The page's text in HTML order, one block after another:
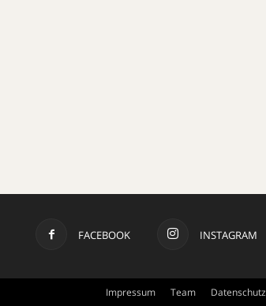
FACEBOOK INSTAGRAM
Impressum Team Datenschutz